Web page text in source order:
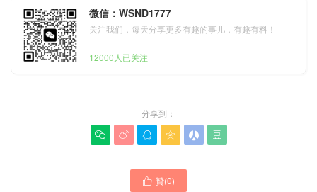
微信：WSND1777
关注我们，每天分享更多有趣的事儿，有趣有料！
12000人已关注
分享到：
     
 贊(0)